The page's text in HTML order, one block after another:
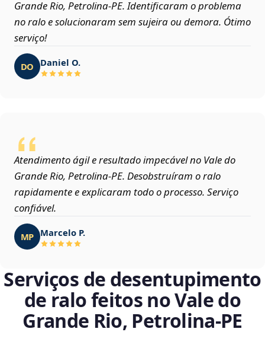
Grande Rio, Petrolina‑PE. Identificaram o problema
no ralo e solucionaram sem sujeira ou demora. Ótimo
serviço!
DO Daniel O.
Atendimento ágil e resultado impecável no Vale do
Grande Rio, Petrolina‑PE. Desobstruíram o ralo
rapidamente e explicaram todo o processo. Serviço
confiável.
MP Marcelo P.
Serviços de desentupimento
de ralo feitos no Vale do
Grande Rio, Petrolina‑PE